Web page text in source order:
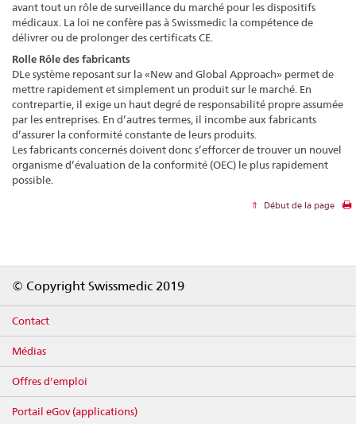
avant tout un rôle de surveillance du marché pour les dispositifs
médicaux. La loi ne confère pas à Swissmedic la compétence de
délivrer ou de prolonger des certificats CE.
Rolle Rôle des fabricants
DLe système reposant sur la «New and Global Approach» permet de
mettre rapidement et simplement un produit sur le marché. En
contrepartie, il exige un haut degré de responsabilité propre assumée
par les entreprises. En d’autres termes, il incombe aux fabricants
d’assurer la conformité constante de leurs produits.
Les fabricants concernés doivent donc s’efforcer de trouver un nouvel
organisme d’évaluation de la conformité (OEC) le plus rapidement
possible.
Début de la page
© Copyright Swissmedic 2019
Contact
Médias
Offres d'emploi
Portail eGov (applications)